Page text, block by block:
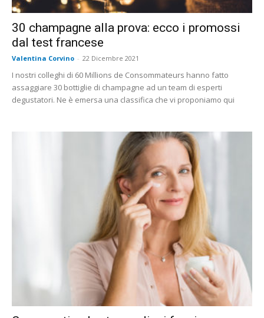
30 champagne alla prova: ecco i promossi
dal test francese
Valentina Corvino - 22 Dicembre 2021
I nostri colleghi di 60 Millions de Consommateurs hanno fatto
assaggiare 30 bottiglie di champagne ad un team di esperti
degustatori. Ne è emersa una classifica che vi proponiamo qui